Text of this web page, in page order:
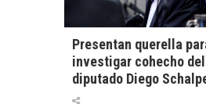
Presentan querella
investigar cohecho del
diputado Diego